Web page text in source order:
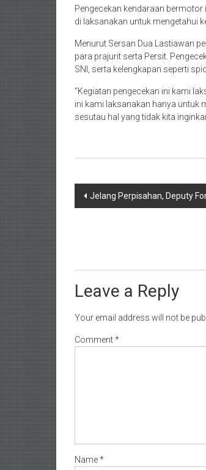
Pengecekan kendaraan
di laksanakan untuk mengetahui
Menurut Sersan Dua Lastiawan
para prajurit serta Persit.
SNI, serta kelengkapan seperti
“Kegiatan pengecekan ini kami
ini kami laksanakan hanya untuk
sesutau hal yang tidak kita
Post
Jelang Perpisahan, Deputy
Leave a Reply
Your email address will not be
Comment*
Name*